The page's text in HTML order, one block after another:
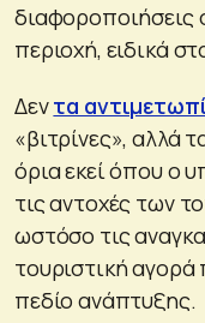
διαφοροποιήσεις
περιοχή, ειδικά
Δεντα
«βιτρίνες», αλλά
όρια εκεί όπου ο
τις αντοχές των
ωστόσο τις
τουριστική
πεδίο ανάπτυξης.